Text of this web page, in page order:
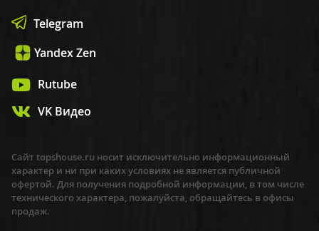
Telegram
Yandex Zen
Rutube
VK Видео
Сайт topshouse.ru носит исключительно информационный
характер и ни при каких условиях не является публичной
офертой. Для получения подробной информации, в том числе
технического характера, пожалуйста, обращайтесь в офисы
продаж.